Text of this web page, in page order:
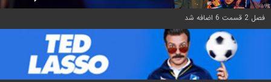
فصل 2 قسمت 6 اضافه شد